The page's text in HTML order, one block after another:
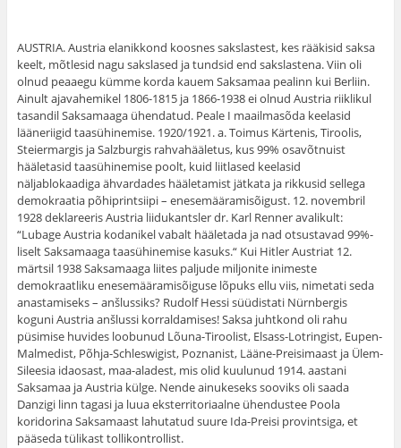
AUSTRIA. Austria elanikkond koosnes sakslastest, kes rääkisid saksa
keelt, mõtlesid nagu sakslased ja tundsid end sakslastena. Viin oli
olnud peaaegu kümme korda kauem Saksamaa pealinn kui Berliin.
Ainult ajavahemikel 1806-1815 ja 1866-1938 ei olnud Austria riiklikul
tasandil Saksamaaga ühendatud. Peale I maailmasõda keelasid
lääneriigid taasühinemise. 1920/1921. a. Toimus Kärtenis, Tiroolis,
Steiermargis ja Salzburgis rahvahääletus, kus 99% osavõtnuist
hääletasid taasühinemise poolt, kuid liitlased keelasid
näljablokaadiga ähvardades hääletamist jätkata ja rikkusid sellega
demokraatia põhiprintsiipi – enesemääramisõigust. 12. novembril
1928 deklareeris Austria liidukantsler dr. Karl Renner avalikult:
“Lubage Austria kodanikel vabalt hääletada ja nad otsustavad 99%-
liselt Saksamaaga taasühinemise kasuks.“ Kui Hitler Austriat 12.
märtsil 1938 Saksamaaga liites paljude miljonite inimeste
demokraatliku enesemääramisõiguse lõpuks ellu viis, nimetati seda
anastamiseks – anšlussiks? Rudolf Hessi süüdistati Nürnbergis
koguni Austria anšlussi korraldamises! Saksa juhtkond oli rahu
püsimise huvides loobunud Lõuna-Tiroolist, Elsass-Lotringist, Eupen-
Malmedist, Põhja-Schleswigist, Poznanist, Lääne-Preisimaast ja Ülem-
Sileesia idaosast, maa-aladest, mis olid kuulunud 1914. aastani
Saksamaa ja Austria külge. Nende ainukeseks sooviks oli saada
Danzigi linn tagasi ja luua eksterritoriaalne ühendustee Poola
koridorina Saksamaast lahutatud suure Ida-Preisi provintsiga, et
pääseda tülikast tollikontrollist.